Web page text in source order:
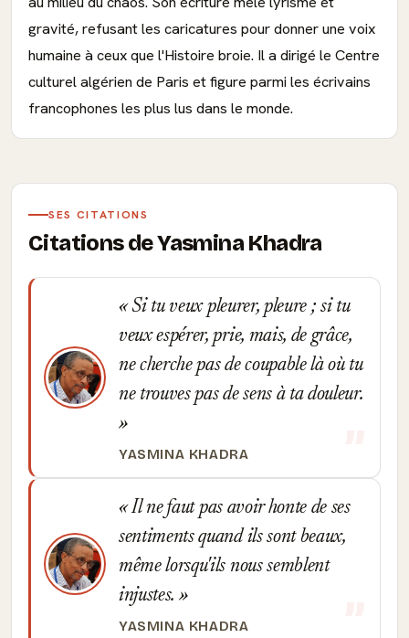
gravité, refusant les caricatures pour donner une voix
humaine à ceux que l'Histoire broie. Il a dirigé le Centre
culturel algérien de Paris et figure parmi les écrivains
francophones les plus lus dans le monde.
SES CITATIONS
Citations de Yasmina Khadra
Si tu veux pleurer, pleure ; si tu
veux espérer, prie, mais, de grâce,
ne cherche pas de coupable là où tu
ne trouves pas de sens à ta douleur.
YASMINA KHADRA
Il ne faut pas avoir honte de ses
sentiments quand ils sont beaux,
même lorsqu'ils nous semblent
injustes.
YASMINA KHADRA